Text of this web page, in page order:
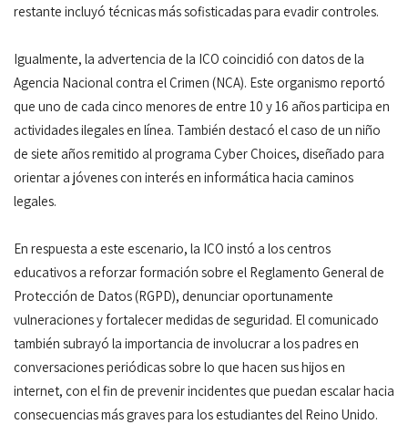
restante incluyó técnicas más sofisticadas para evadir controles.
Igualmente, la advertencia de la ICO coincidió con datos de la
Agencia Nacional contra el Crimen (NCA). Este organismo reportó
que uno de cada cinco menores de entre 10 y 16 años participa en
actividades ilegales en línea. También destacó el caso de un niño
de siete años remitido al programa Cyber Choices, diseñado para
orientar a jóvenes con interés en informática hacia caminos
legales.
En respuesta a este escenario, la ICO instó a los centros
educativos a reforzar formación sobre el Reglamento General de
Protección de Datos (RGPD), denunciar oportunamente
vulneraciones y fortalecer medidas de seguridad. El comunicado
también subrayó la importancia de involucrar a los padres en
conversaciones periódicas sobre lo que hacen sus hijos en
internet, con el fin de prevenir incidentes que puedan escalar hacia
consecuencias más graves para los estudiantes del Reino Unido.